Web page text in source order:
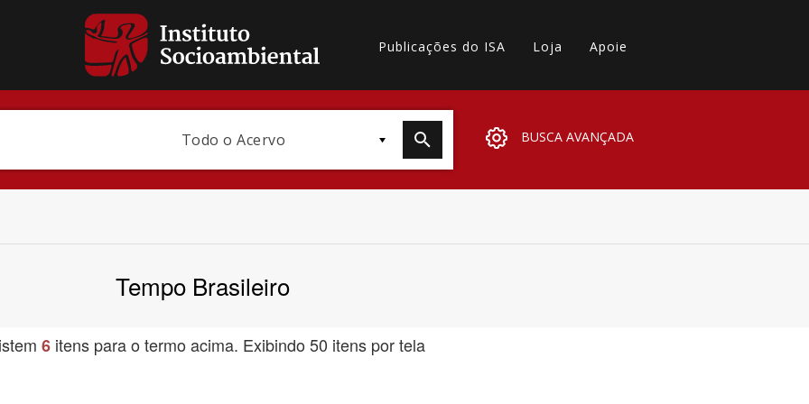
Publicações do ISA Loja Apoie
Todo o Acervo BUSCA AVANÇADA
Tempo Brasileiro
6 itens para o termo acima. Exibindo 50 itens por tela